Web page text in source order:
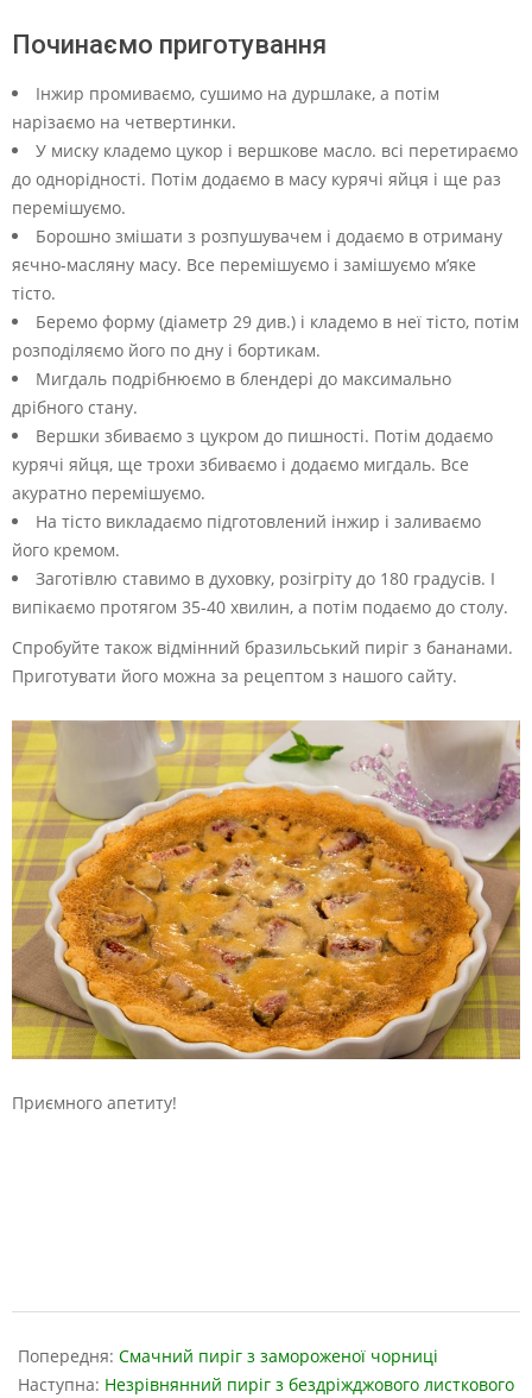
Починаємо приготування
Інжир промиваємо, сушимо на дуршлаке, а потім
нарізаємо на четвертинки.
У миску кладемо цукор і вершкове масло. всі перетираємо
до однорідності. Потім додаємо в масу курячі яйця і ще раз
перемішуємо.
Борошно змішати з розпушувачем і додаємо в отриману
яєчно-масляну масу. Все перемішуємо і замішуємо м’яке
тісто.
Беремо форму (діаметр 29 див.) і кладемо в неї тісто, потім
розподіляємо його по дну і бортикам.
Мигдаль подрібнюємо в блендері до максимально
дрібного стану.
Вершки збиваємо з цукром до пишності. Потім додаємо
курячі яйця, ще трохи збиваємо і додаємо мигдаль. Все
акуратно перемішуємо.
На тісто викладаємо підготовлений інжир і заливаємо
його кремом.
Заготівлю ставимо в духовку, розігріту до 180 градусів. І
випікаємо протягом 35-40 хвилин, а потім подаємо до столу.
Спробуйте також відмінний бразильський пиріг з бананами.
Приготувати його можна за рецептом з нашого сайту.
Приємного апетиту!
04-
09
Попередня: Смачний пиріг з замороженої чорниці
Наступна: Незрівнянний пиріг з бездріжджового листкового